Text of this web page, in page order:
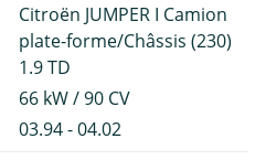
Citroën JUMPER I Camion
plate-forme/Châssis (230)
1.9 TD
66 kW / 90 CV
03.94 - 04.02